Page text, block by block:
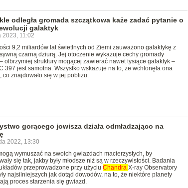
odległa gromada szczątkowa każe zadać pytanie o
galaktyk
2023, 11:02
9,2 miliardów lat świetlnych od Ziemi zauważono galaktykę z
czarną dziurą. Jej otoczenie wykazuje cechy gromady
olbrzymiej struktury mogącej zawierać nawet tysiące galaktyk –
397 jest samotna. Wszystko wskazuje na to, że wchłonęła ona
co znajdowało się w jej pobliżu.
gorącego jowisza działa odmładzająco na
2022, 13:30
wymuszać na swoich gwiazdach macierzystych, by
się tak, jakby były młodsze niż są w rzeczywistości. Badania
przeprowadzone przy użyciu Chandra X-ray Observatory
najsilniejszych jak dotąd dowodów, na to, że niektóre planety
proces starzenia się gwiazd.